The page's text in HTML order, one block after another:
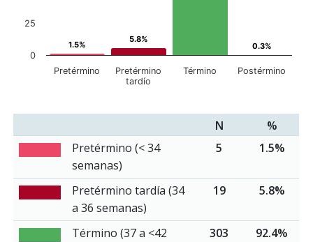
1.5%
1.5%
5.8%
5.8%
0.3%
0.3%
Pretérmino
Pretérmino
tardío
Término Postérmino
0
25
N
%
Pretérmino (< 34
semanas)
5 1.5%
Pretérmino tardía (34
a 36 semanas)
19 5.8%
Término (37 a <42
303 92.4%